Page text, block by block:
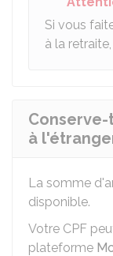
Si vous
à la
Conserve-
à
La somme
disponible.
Votre CPF
plateforme